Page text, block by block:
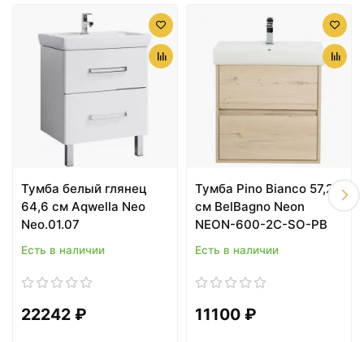
Тумба белый глянец
64,6 см Aqwella Neo
Neo.01.07
Есть в наличии
22242 ₽
Тумба Pino Bianco 57,2
см BelBagno Neon
NEON-600-2C-SO-PB
Есть в наличии
11100 ₽